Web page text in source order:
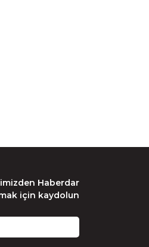
Haberdar
için kaydolun